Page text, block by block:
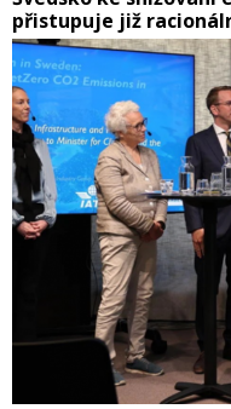
přistupuje již